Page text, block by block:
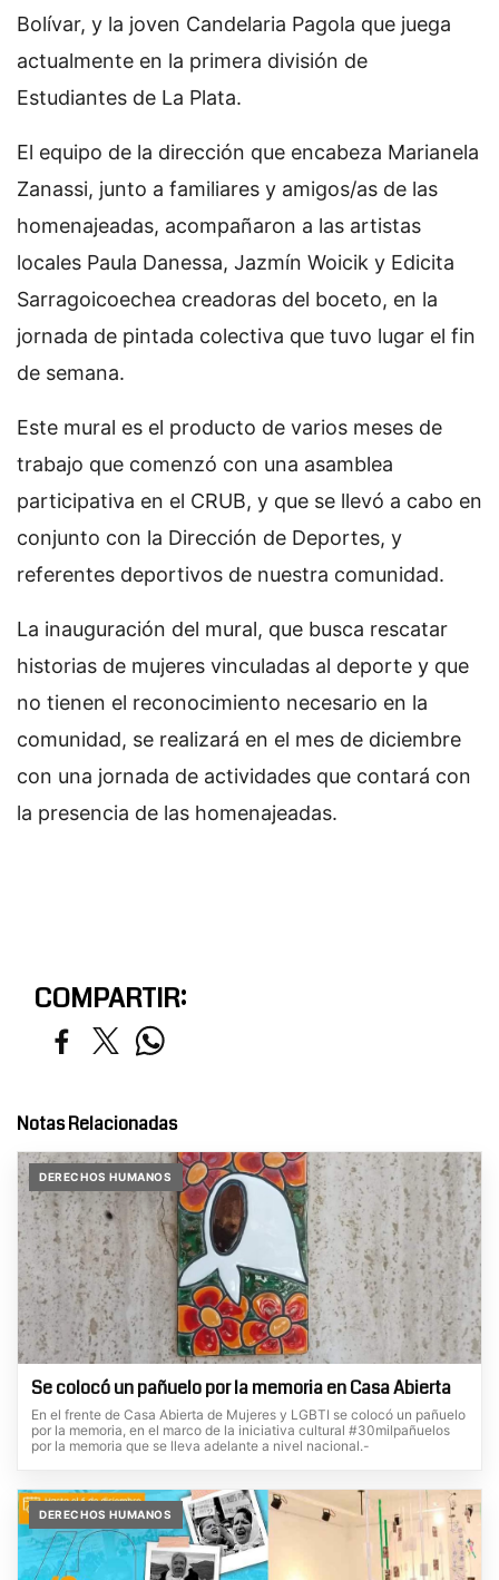
Bolívar, y la joven Candelaria Pagola que juega
actualmente en la primera división de
Estudiantes de La Plata.
El equipo de la dirección que encabeza Marianela
Zanassi, junto a familiares y amigos/as de las
homenajeadas, acompañaron a las artistas
locales Paula Danessa, Jazmín Woicik y Edicita
Sarragoicoechea creadoras del boceto, en la
jornada de pintada colectiva que tuvo lugar el fin
de semana.
Este mural es el producto de varios meses de
trabajo que comenzó con una asamblea
participativa en el CRUB, y que se llevó a cabo en
conjunto con la Dirección de Deportes, y
referentes deportivos de nuestra comunidad.
La inauguración del mural, que busca rescatar
historias de mujeres vinculadas al deporte y que
no tienen el reconocimiento necesario en la
comunidad, se realizará en el mes de diciembre
con una jornada de actividades que contará con
la presencia de las homenajeadas.
COMPARTIR:
Notas Relacionadas
DERECHOS HUMANOS
Se colocó un pañuelo por la memoria en Casa Abierta
En el frente de Casa Abierta de Mujeres y LGBTI se colocó un pañuelo
por la memoria, en el marco de la iniciativa cultural #30milpañuelos
por la memoria que se lleva adelante a nivel nacional.-
DERECHOS HUMANOS